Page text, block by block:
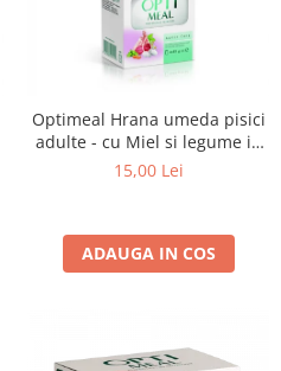
Optimeal Hrana umeda pisici
adulte - cu Miel si legume in
jeleu, set 3+1, 4*0,085kg
15,00 Lei
ADAUGA IN COS